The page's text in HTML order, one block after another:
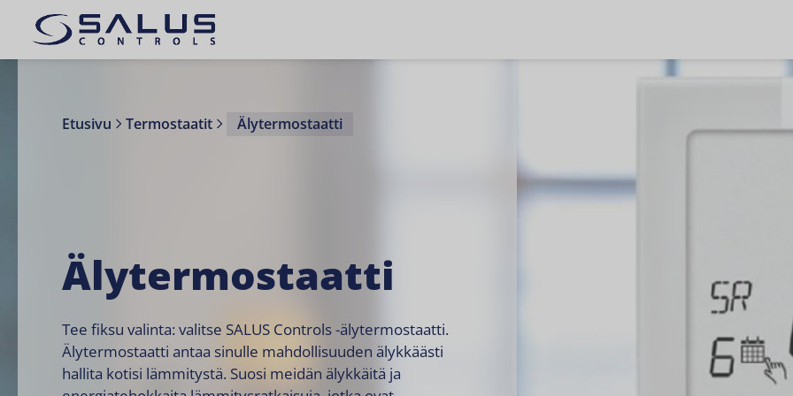
Etusivu Termostaatit Älytermostaatti
Älytermostaatti
Tee fiksu valinta: valitse SALUS Controls -älytermostaatti.
Älytermostaatti antaa sinulle mahdollisuuden älykkäästi
hallita kotisi lämmitystä. Suosi meidän älykkäitä ja